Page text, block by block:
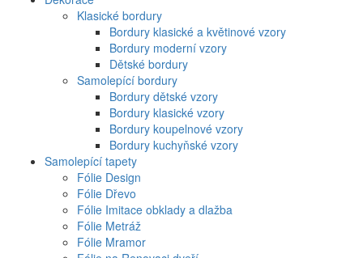
Klasické bordury
Bordury klasické a květinové vzory
Bordury moderní vzory
Dětské bordury
Samolepící bordury
Bordury dětské vzory
Bordury klasické vzory
Bordury koupelnové vzory
Bordury kuchyňské vzory
Samolepící tapety
Fólie Design
Fólie Dřevo
Fólie Imitace obklady a dlažba
Fólie Metráž
Fólie Mramor